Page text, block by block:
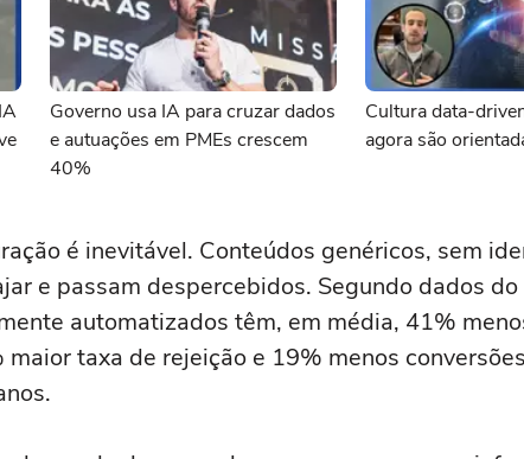
Governo usa IA para cruzar dados
e autuações em PMEs crescem
40%
Cultura data-
agora são
é inevitável. Conteúdos genéricos, sem
e passam despercebidos. Segundo dados
automatizados têm, em média, 41%
taxa de rejeição e 19% menos